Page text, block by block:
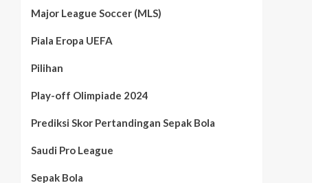
Major League Soccer (MLS)
Piala Eropa UEFA
Pilihan
Play-off Olimpiade 2024
Prediksi Skor Pertandingan Sepak Bola
Saudi Pro League
Sepak Bola